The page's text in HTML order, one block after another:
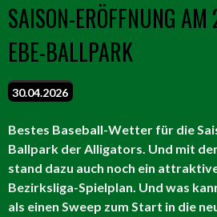
SAISON-ERÖFFNUNG
EBE-BALLPARK
30.04.2026
Bestes Baseball-Wetter für die
Ballpark der Alligators. Und mit
stand dazu auch noch ein
Bezirksliga-Spielplan. Und was
als einen Sweep zum Start in die